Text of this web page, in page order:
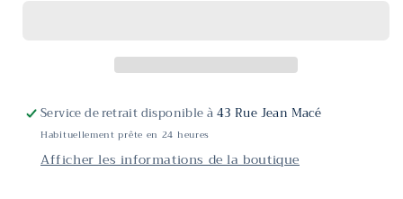
Service de retrait disponible à43 Rue Jean Macé
Habituellement prête en 24 heures
Afficher les informations de la boutique